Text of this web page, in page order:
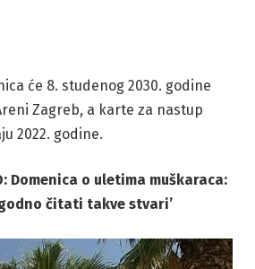
će 8. studenog 2030. godine
Zagreb, a karte za nastup
2022. godine.
Domenica o uletima muškaraca:
čitati takve stvari’